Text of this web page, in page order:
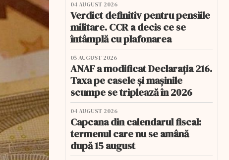
04 AUGUST 2026
Verdict definitiv pentru pensiile
militare. CCR a decis ce se
întâmplă cu plafonarea
05 AUGUST 2026
ANAF a modificat Declarația 216.
Taxa pe casele și mașinile
scumpe se triplează în 2026
04 AUGUST 2026
Capcana din calendarul fiscal:
termenul care nu se amână
după 15 august